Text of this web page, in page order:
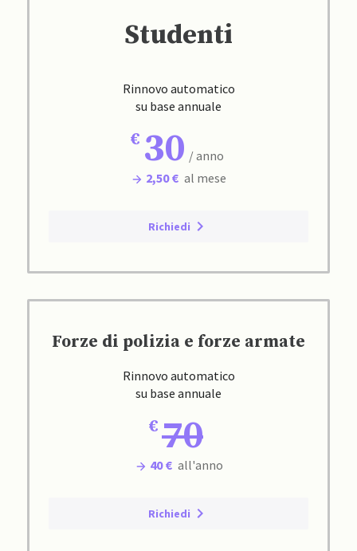
Studenti
Rinnovo automatico
su base annuale
30 / anno
2,50 € al mese
Richiedi
Forze di polizia e forze armate
Rinnovo automatico
su base annuale
70
40 € all'anno
Richiedi